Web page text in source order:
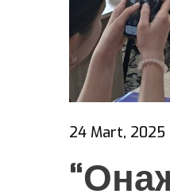
24 Mart, 2025